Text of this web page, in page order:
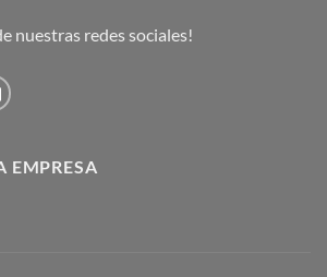
nuestras redes sociales!
EMPRESA